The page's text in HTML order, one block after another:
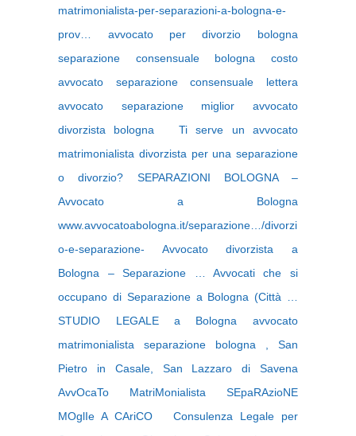
matrimonialista-per-separazioni-a-bologna-e-
prov… avvocato per divorzio bologna
separazione consensuale bologna costo
avvocato separazione consensuale lettera
avvocato separazione miglior avvocato
divorzista bologna Ti serve un avvocato
matrimonialista divorzista per una separazione
o divorzio? SEPARAZIONI BOLOGNA –
Avvocato a Bologna
www.avvocatoabologna.it/separazione…/divorzi
o-e-separazione- Avvocato divorzista a
Bologna – Separazione … Avvocati che si
occupano di Separazione a Bologna (Città …
STUDIO LEGALE a Bologna avvocato
matrimonialista separazione bologna , San
Pietro in Casale, San Lazzaro di Savena
AvvOcaTo MatriMonialista SEpaRAzioNE
MOglIe A CAriCO Consulenza Legale per